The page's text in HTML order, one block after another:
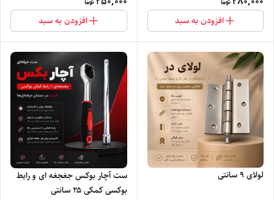
افزودن به سبد افزودن به سبد
لولای ۹ سانتی
ست آچار بوکس جغجغه ای و رابط
بوکسی کمکی ۲۵ سانتی